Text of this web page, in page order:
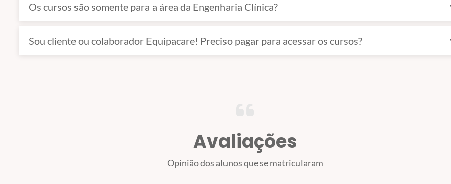
Os cursos são somente para a área da Engenharia Clínica?
Sou cliente ou colaborador Equipacare! Preciso pagar para acessar os cursos?
Avaliações
Opinião dos alunos que se matricularam